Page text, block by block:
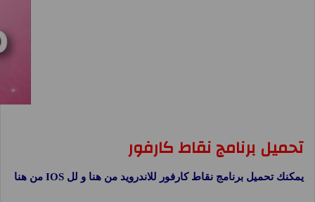
تحميل برنامج نقاط كارفور
يمكنك تحميل برنامج نقاط كارفور للاندرويد من هنا و لل IOS من هنا